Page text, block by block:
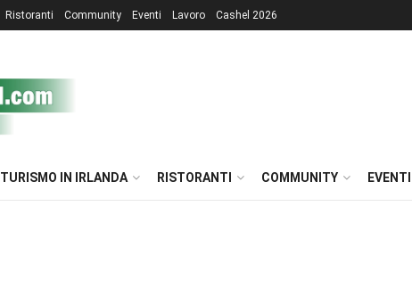
Ristoranti Community Eventi Lavoro Cashel 2026
TURISMO IN IRLANDA RISTORANTI COMMUNITY EVENTI